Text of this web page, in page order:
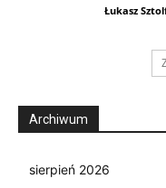
Łukasz
Archiwum
sierpień 2026